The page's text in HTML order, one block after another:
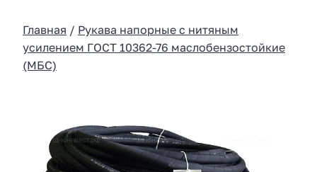
Главная / Рукава напорные с нитяным
усилением ГОСТ 10362-76 маслобензостойкие
(МБС)